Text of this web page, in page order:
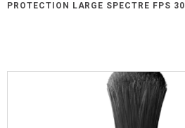
PROTECTION LARGE SPECTRE FPS 30